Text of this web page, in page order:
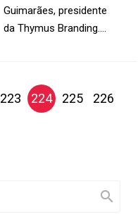
Guimarães, presidente
da Thymus Branding….
223 224 225 226